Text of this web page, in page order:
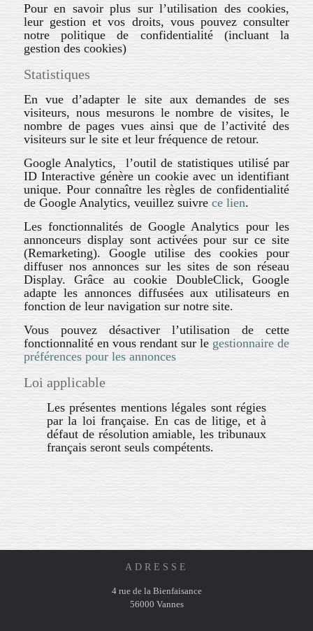
Pour en savoir plus sur l’utilisation des cookies,
leur gestion et vos droits, vous pouvez consulter
notre politique de confidentialité (incluant la
gestion des cookies)
Statistiques
En vue d’adapter le site aux demandes de ses
visiteurs, nous mesurons le nombre de visites, le
nombre de pages vues ainsi que de l’activité des
visiteurs sur le site et leur fréquence de retour.
Google Analytics, l’outil de statistiques utilisé par
ID Interactive génère un cookie avec un identifiant
unique. Pour connaître les règles de confidentialité
de Google Analytics, veuillez suivrece lien.
Les fonctionnalités de Google Analytics pour les
annonceurs display sont activées pour sur ce site
(Remarketing). Google utilise des cookies pour
diffuser nos annonces sur les sites de son réseau
Display. Grâce au cookie DoubleClick, Google
adapte les annonces diffusées aux utilisateurs en
fonction de leur navigation sur notre site.
Vous pouvez désactiver l’utilisation de cette
fonctionnalité en vous rendant sur le gestionnaire de
préférences pour les annonces
Loi applicable
Les présentes mentions légales sont régies
par la loi française. En cas de litige, et à
défaut de résolution amiable, les tribunaux
français seront seuls compétents.
ADRESSE
4 rue de la Bienfaisance
56000 Vannes